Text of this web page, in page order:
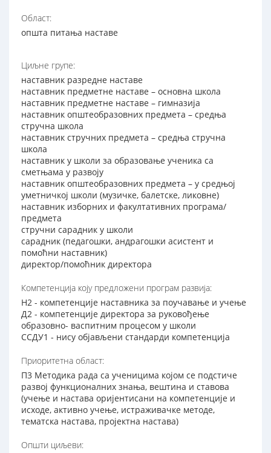
Област:
општа питања наставе
Циљне групе:
наставник разредне наставе
наставник предметне наставе – основна школа
наставник предметне наставе – гимназија
наставник општеобразовних предмета – средња
стручна школа
наставник стручних предмета – средња стручна
школа
наставник у школи за образовање ученика са
сметњама у развоју
наставник општеобразовних предмета – у средњој
уметничкој школи (музичке, балетске, ликовне)
наставник изборних и факултативних програма/
предмета
стручни сарадник у школи
сарадник (педагошки, андрагошки асистент и
помоћни наставник)
директор/помоћник директора
Компетенција коју предложени програм развија:
Н2 - компетенције наставника за поучавање и учење
Д2 - компетенције директора за руковођење
образовно- васпитним процесом у школи
ССДУ1 - нису објављени стандарди компетенција
Приоритетна област:
П3 Методика рада са ученицима којом се подстиче
развој функционалних знања, вештина и ставова
(учење и настава оријентисани на компетенције и
исходе, активно учење, истраживачке методе,
тематска настава, пројектна настава)
Општи циљеви: